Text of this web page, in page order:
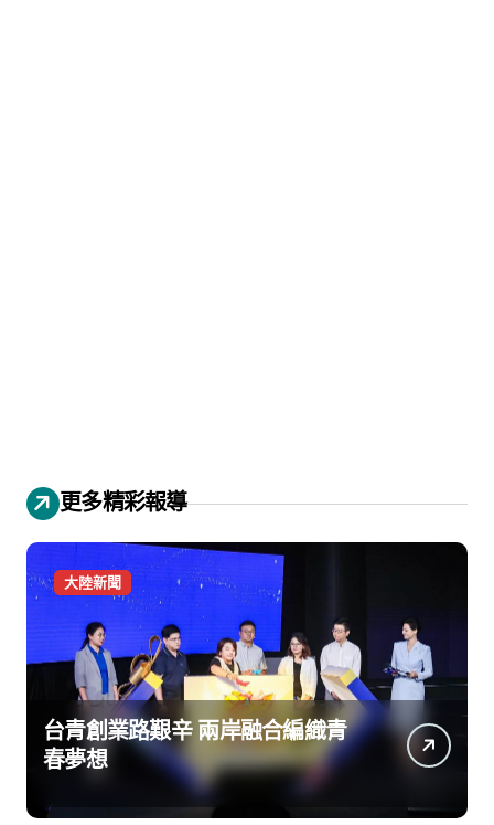
更多精彩報導
大陸新聞
台青創業路艱辛 兩岸融合編織青
春夢想